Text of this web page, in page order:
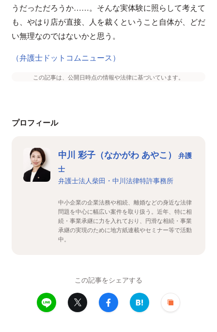
うだっただろうか……。そんな実体験に照らして考えて
も、やはり店が直接、人を裁くということ自体が、どだ
い無理なのではないかと思う。
（弁護士ドットコムニュース）
この記事は、公開日時点の情報や法律に基づいています。
プロフィール
中川 彩子（なかがわ あやこ）
弁護
士
弁護士法人柴田・中川法律特許事務所
中小企業の企業法務や相続、離婚などの身近な法律
問題を中心に幅広い案件を取り扱う。近年、特に相
続・事業承継に力を入れており、円滑な相続・事業
承継の実現のために地方紙連載やセミナー等で活動
中。
この記事をシェアする